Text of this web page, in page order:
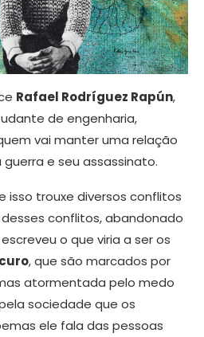
Rafael Rodríguez Rapún,
de engenharia,
vai manter uma relação
e seu assassinato.
isso trouxe diversos conflitos
conflitos, abandonado
o que viria a ser os
, que são marcados por
atormentada pelo medo
sociedade que os
ele fala das pessoas